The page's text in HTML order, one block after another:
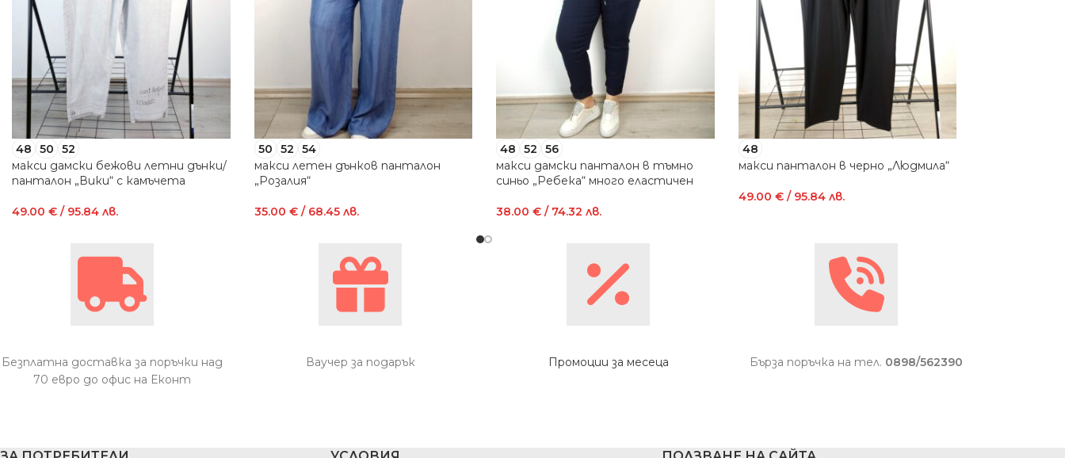
48 50
52
макси дамски бежови летни дънки/
панталон „Вики“ с камъчета
49.00 € / 95.84 лв.
50 52
54
макси летен дънков панталон
„Розалия“
35.00 €/ 68.45 лв.
48 52
56
макси дамски панталон в тъмно
синьо „Ребека“ много еластичен
38.00 € / 74.32 лв.
48
макси панталон в черно „Людмила“
49.00 €/ 95.84 лв.
Безплатна доставка за поръчки над
70 евро до офис на Еконт
Ваучер за подарък Промоции за месеца Бърза поръчка на тел. 0898/562390